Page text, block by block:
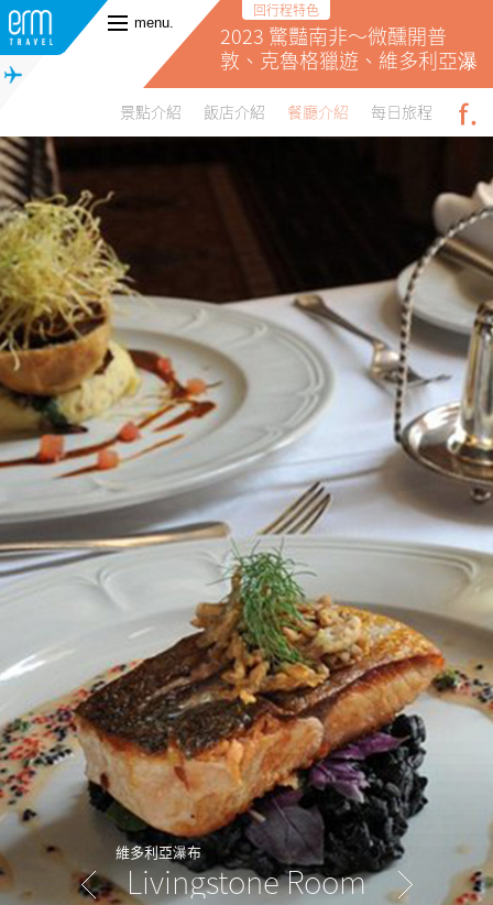
menu.
回行程特色
2023 驚豔南非～微醺開普
敦、克魯格獵遊、維多利亞瀑
布12日
． 參考價格
價格 : NT電洽
景點介紹 飯店介紹 餐廳介紹 每日旅程
維多利亞瀑布
Livingstone Room